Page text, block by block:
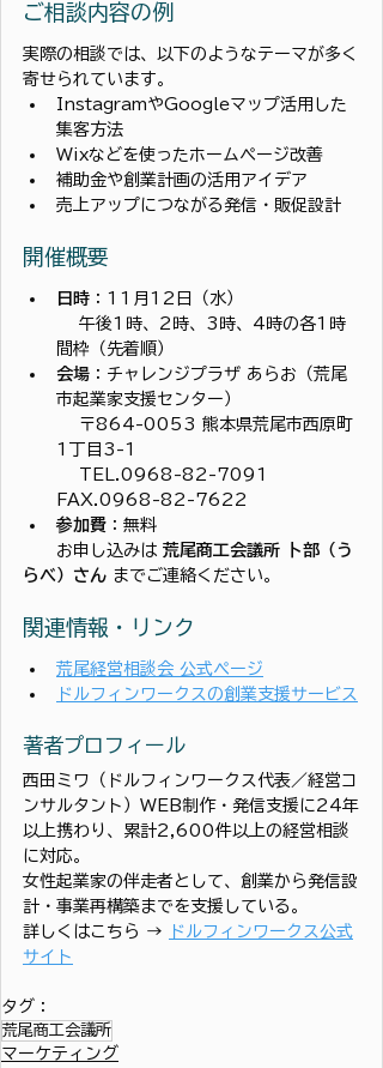
ご相談内容の例
実際の相談では、以下のようなテーマが多く
寄せられています。
InstagramやGoogleマップ活用した
集客方法
Wixなどを使ったホームページ改善
補助金や創業計画の活用アイデア
売上アップにつながる発信・販促設計
開催概要
日時 ：11月12日（水）
間枠（先着順）
会場 ：チャレンジプラザ あらお（荒尾
市起業家支援センター）
1丁目3-1
FAX.0968-82-7622
参加費 ：無料
お申し込みは 荒尾商工会議所 卜部（う
らべ）さん までご連絡ください。
関連情報・リンク
荒尾経営相談会 公式ページ
ドルフィンワークスの創業支援サービス
著者プロフィール
西田ミワ（ドルフィンワークス代表／経営コ
ンサルタント）WEB制作・発信支援に24年
以上携わり、累計2,600件以上の経営相談
に対応。
女性起業家の伴走者として、創業から発信設
計・事業再構築までを支援している。
詳しくはこちら →
ドルフィンワークス公式
サイト
タグ：
荒尾商工会議所
マーケティング